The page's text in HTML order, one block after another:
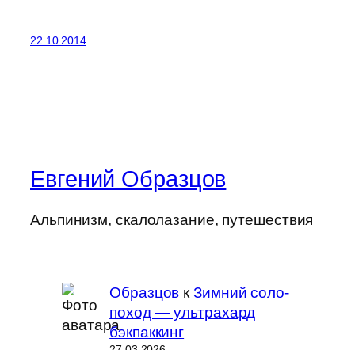
22.10.2014
Евгений Образцов
Альпинизм, скалолазание, путешествия
Образцов кЗимний соло-
поход — ультрахард
бэкпаккинг